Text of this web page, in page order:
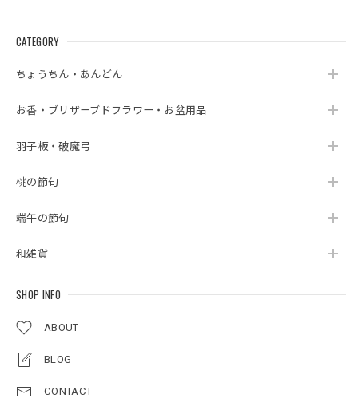
CATEGORY
ちょうちん・あんどん
お香・ブリザーブドフラワー・お盆用品
羽子板・破魔弓
桃の節句
端午の節句
和雑貨
SHOP INFO
ABOUT
BLOG
CONTACT